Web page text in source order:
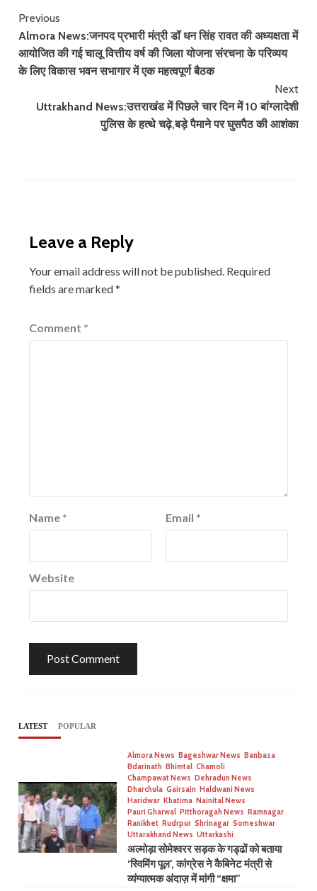
Continue
Reading
Previous
Almora News:जनपद प्रभारी मंत्री डॉ धन सिंह रावत की अध्यक्षता में
आयोजित की गई चालू वित्तीय वर्ष की जिला योजना संरचना के परिव्यय
के लिए विकास भवन सभागार में एक महत्वपूर्ण बैठक
Next
Uttrakhand News:उत्तराखंड में पिछले चार दिन में 10 बांग्लादेशी
पुलिस के हत्थे चढ़े,बड़े पैमाने पर घुसपैठ की आशंका
Leave a Reply
Your email address will not be published. Required
fields are marked*
Comment *
Name * Email *
Website
LATEST POPULAR
Almora News Bageshwar News Banbasa
Bdarinath Bhimtal Chamoli
Champawat News Dehradun News
Dharchula Gairsain Haldwani News
Haridwar Khatima Nainital News
Pauri Gharwal Pitthoragah News Ramnagar
Ranikhet Rudrpur Shrinagar Someshwar
Uttarakhand News Uttarkashi
अल्मोड़ा सोमेश्वरर सड़क के गड्ढों को बताया
‘स्विमिंग पूल’, कांग्रेस ने कैबिनेट मंत्री से
व्यंग्यात्मक अंदाज़ में मांगी “क्षमा”